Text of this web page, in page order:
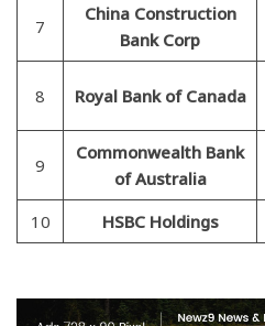
7
China Construction
Bank Corp
8 Royal Bank of Canada
9
Commonwealth Bank
of Australia
10
HSBC Holdings